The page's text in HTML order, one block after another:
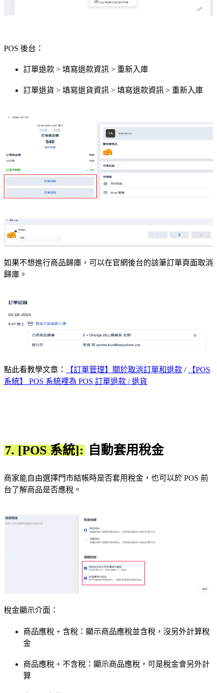
POS 後台：
訂單退款 > 填寫退款資訊 > 重新入庫
訂單退貨 > 填寫退貨資訊 > 填寫退款資訊 > 重新入庫
如果不想進行商品歸庫，可以在官網後台的該筆訂單頁面取消
歸庫。
點此看教學文章： 【訂單管理】關於取消訂單和退款 /
【POS
系統】 POS 系統裡為 POS 訂單退款 / 退貨
7. [POS 系統]: 自動套用稅金
商家能自由選擇門市結帳時是否套用稅金，也可以於 POS 前
台了解商品是否應稅。
稅金顯示介面：
商品應稅 + 含稅：顯示商品應稅並含稅，沒另外計算稅
金
商品應稅 + 不含稅：顯示商品應稅，可是稅金會另外計
算